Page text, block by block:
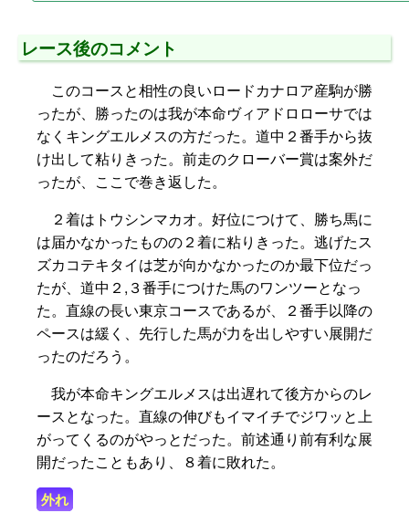
レース後のコメント
このコースと相性の良いロードカナロア産駒が勝
ったが、勝ったのは我が本命ヴィアドロローサでは
なくキングエルメスの方だった。道中２番手から抜
け出して粘りきった。前走のクローバー賞は案外だ
ったが、ここで巻き返した。
２着はトウシンマカオ。好位につけて、勝ち馬に
は届かなかったものの２着に粘りきった。逃げたス
ズカコテキタイは芝が向かなかったのか最下位だっ
たが、道中２,３番手につけた馬のワンツーとなっ
た。直線の長い東京コースであるが、２番手以降の
ペースは緩く、先行した馬が力を出しやすい展開だ
ったのだろう。
我が本命キングエルメスは出遅れて後方からのレ
ースとなった。直線の伸びもイマイチでジワッと上
がってくるのがやっとだった。前述通り前有利な展
開だったこともあり、８着に敗れた。
外れ